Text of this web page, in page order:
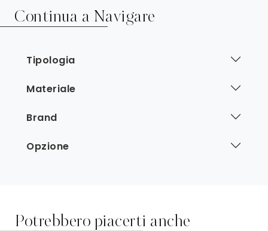
Continua a Navigare
Tipologia
Materiale
Brand
Opzione
Potrebbero piacerti anche